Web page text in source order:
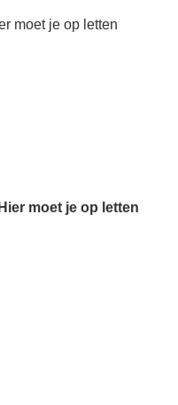
moet je op letten